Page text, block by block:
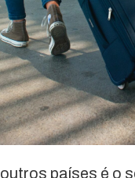
países é o